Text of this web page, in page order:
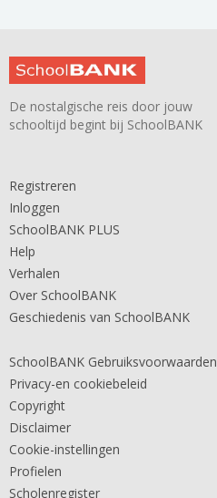
De nostalgische reis door jouw
schooltijd begint bij SchoolBANK
Registreren
Inloggen
SchoolBANK PLUS
Help
Verhalen
Over SchoolBANK
Geschiedenis van SchoolBANK
SchoolBANK Gebruiksvoorwaarden
Privacy-en cookiebeleid
Copyright
Disclaimer
Cookie-instellingen
Profielen
Scholenregister